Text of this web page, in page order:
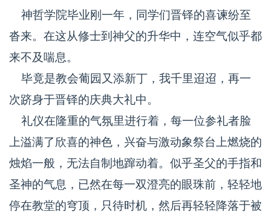
神哲学院毕业刚一年，同学们晋铎的喜谏纷至
沓来。在这从修士到神父的升华中，连空气似乎都
来不及喘息。
毕竟是教会葡园又添新丁，我千里迢迢，再一
次跻身于晋铎的庆典大礼中。
礼仪在隆重的气氛里进行着，每一位参礼者脸
上溢满了欣喜的神色，兴奋与激动象祭台上燃烧的
烛焰一般，无法自制地蹿动着。似乎圣父的手指和
圣神的气息，已然在每一双澄亮的眼珠前，轻轻地
停在教堂的穹顶，只待时机，然后再轻轻降落于被